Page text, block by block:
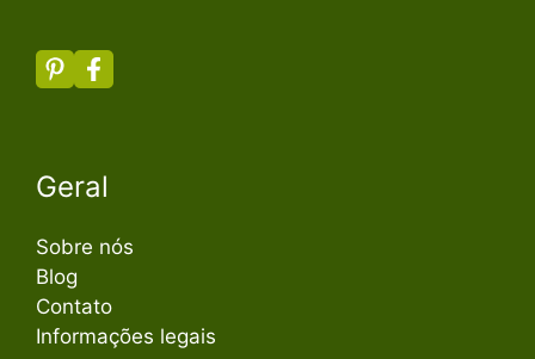
Geral
Sobre nós
Blog
Contato
Informações legais